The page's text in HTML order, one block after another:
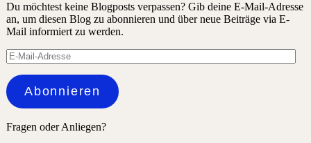
Du möchtest keine Blogposts verpassen? Gib deine E-Mail-Adresse
an, um diesen Blog zu abonnieren und über neue Beiträge via E-
Mail informiert zu werden.
E-
Mail-
Adresse
Abonnieren
Fragen oder Anliegen?